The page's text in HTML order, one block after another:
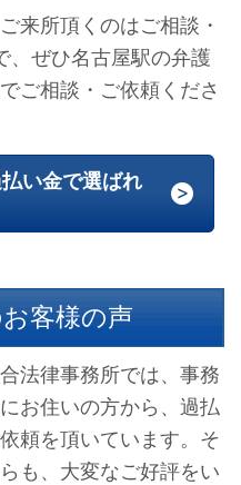
来所頂くのはご相談・
、ぜひ名古屋駅の弁護
ご相談・ご依頼くださ
い金で選ばれ
客様の声
法律事務所では、事務
お住いの方から、過払
頼を頂いています。そ
も、大変なご好評をい